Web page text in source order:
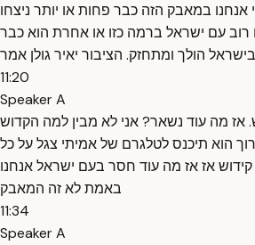
אנחנו במאבק הזה כבר פחות או יותר ניצחו
רוב עם ישראל ברמה כזו או אחרת הוא כבר
הולך ומתחזק. הציבור יאיר גולן אמר
11:20
Speaker A
אז מה עוד נשאר? אני לא מבין למה הקדוש
הוא תיכנס לטלגרם של אמיתי צגל על כל
אז אז מה עוד חסר בעם ישראל אנחנו
באמת לא זה המאבק
11:34
Speaker A